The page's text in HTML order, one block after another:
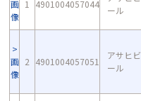
画
像
1 4901004057044
ール
画
像
2 4901004057051
アサヒビ
ール